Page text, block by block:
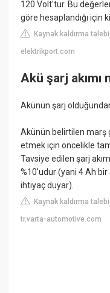
120 Volt'tur. Bu
göre hesaplandığı için
Kaynak kaldırma talebi
elektrikport.com
Akü şarj akımı
Akünün şarj
Akünün belirtilen marş
etmek için öncelikle
Tavsiye edilen şarj
%10'udur (yani 4 Ah bir
ihtiyaç duyar).
Kaynak kaldırma talebi
tr.varta-automotive.com